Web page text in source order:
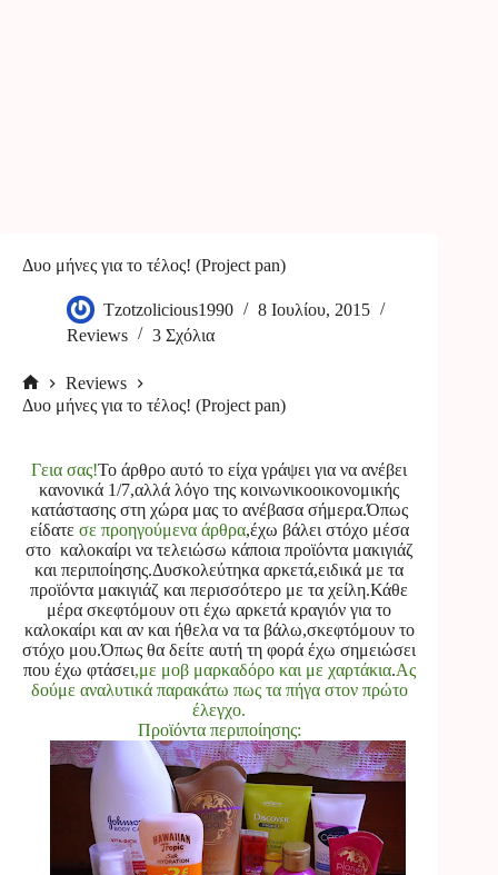
Δυο μήνες για το τέλος! (Project pan)
Tzotzolicious1990
8 Ιουλίου, 2015
Reviews
3 Σχόλια
Αρχική
σελίδα
Reviews
Δυο μήνες για το τέλος! (Project pan)
Γεια σας!Το άρθρο αυτό το είχα γράψει για να ανέβει
κανονικά 1/7,αλλά λόγο της κοινωνικοοικονομικής
κατάστασης στη χώρα μας το ανέβασα σήμερα.Όπως
είδατε σε προηγούμενα άρθρα,έχω βάλει στόχο μέσα
στο καλοκαίρι να τελειώσω κάποια προϊόντα μακιγιάζ
καιπεριποίησης.Δυσκολεύτηκα αρκετά,ειδικά με τα
προϊόντα μακιγιάζ και περισσότερο με τα χείλη.Κάθε
μέρα σκεφτόμουν οτι έχω αρκετά κραγιόν για το
καλοκαίρι και αν και ήθελα να τα βάλω,σκεφτόμουν το
στόχο μου.Όπως θα δείτε αυτή τη φορά έχω σημειώσει
που έχω φτάσει,με μοβ μαρκαδόρο και με χαρτάκια.Ας
δούμε αναλυτικά παρακάτω πως τα πήγα στον πρώτο
έλεγχο.
Προϊόντα περιποίησης: